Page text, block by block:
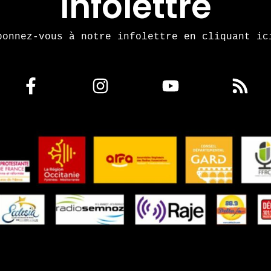
vous à notre infolettre en cliquant